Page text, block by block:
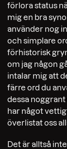
förlora status
mig en bra
använder nog
och simplare
förhistorisk
om jag någon
intalar mig att
färre ord du
dessa
har något
överlistat oss
Det är alltså